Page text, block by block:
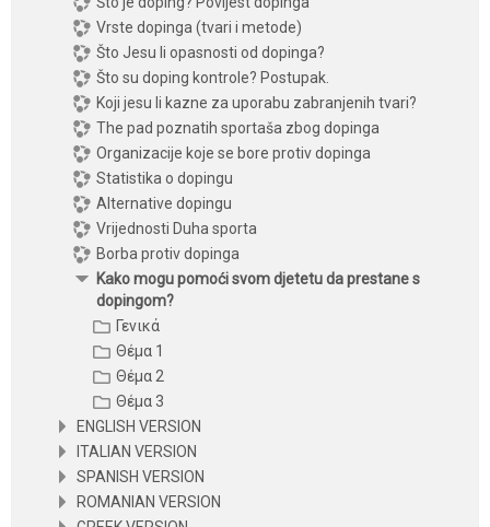
Vrste dopinga (tvari i metode)
Što Jesu li opasnosti od dopinga?
Što su doping kontrole? Postupak.
Koji jesu li kazne za uporabu zabranjenih tvari?
The pad poznatih sportaša zbog dopinga
Organizacije koje se bore protiv dopinga
Statistika o dopingu
Alternative dopingu
Vrijednosti Duha sporta
Borba protiv dopinga
Kako mogu pomoći svom djetetu da prestane s
dopingom?
Γενικά
Θέμα 1
Θέμα 2
Θέμα 3
ENGLISH VERSION
ITALIAN VERSION
SPANISH VERSION
ROMANIAN VERSION